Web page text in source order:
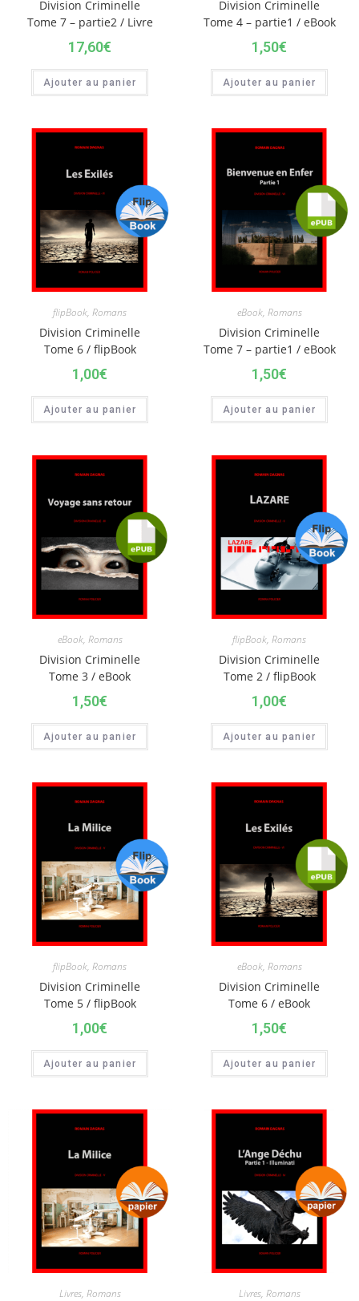
Division Criminelle
Tome 7 – partie2 / Livre
17,60€
Ajouter au panier
Division Criminelle
Tome 4 – partie1 / eBook
1,50€
Ajouter au panier
flipBook, Romans
Division Criminelle
Tome 6 / flipBook
1,00€
Ajouter au panier
eBook, Romans
Division Criminelle
Tome 7 – partie1 / eBook
1,50€
Ajouter au panier
eBook, Romans
Division Criminelle
Tome 3 / eBook
1,50€
Ajouter au panier
flipBook, Romans
Division Criminelle
Tome 2 / flipBook
1,00€
Ajouter au panier
flipBook, Romans
Division Criminelle
Tome 5 / flipBook
1,00€
Ajouter au panier
eBook, Romans
Division Criminelle
Tome 6 / eBook
1,50€
Ajouter au panier
Livres, Romans Livres, Romans